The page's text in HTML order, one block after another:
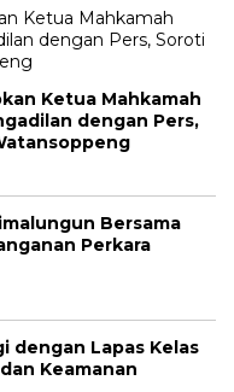
Ketua Mahkamah
dengan Pers,
Bersama
Perkara
dengan Lapas Kelas
Keamanan